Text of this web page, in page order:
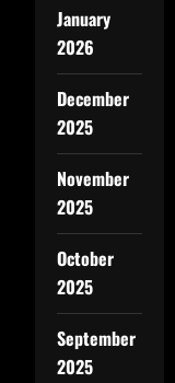
January
2026
December
2025
November
2025
October
2025
September
2025